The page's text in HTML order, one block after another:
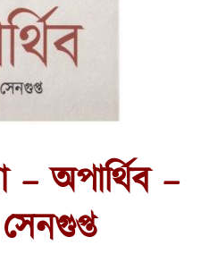
– অপার্থিব –